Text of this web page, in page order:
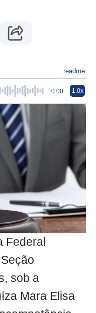
readme
0:00 1.0x
Federal
sob a
Mara Elisa